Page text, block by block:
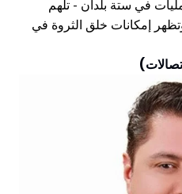
في ستة بلدان - تلهم
إمكانات خلق الثروة في